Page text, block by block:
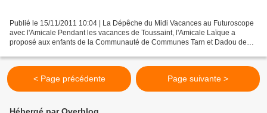
Publié le 15/11/2011 10:04 | La Dépêche du Midi Vacances au Futuroscope
avec l'Amicale Pendant les vacances de Toussaint, l'Amicale Laïque a
proposé aux enfants de la Communauté de Communes Tarn et Dadou de
< Page précédente Page suivante >